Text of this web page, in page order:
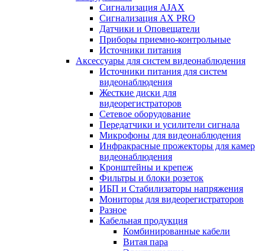
Сигнализация AJAX
Сигнализация AX PRO
Датчики и Оповещатели
Приборы приемно-контрольные
Источники питания
Аксессуары для систем видеонаблюдения
Источники питания для систем
видеонаблюдения
Жесткие диски для
видеорегистраторов
Сетевое оборудование
Передатчики и усилители сигнала
Микрофоны для видеонаблюдения
Инфракрасные прожекторы для камер
видеонаблюдения
Кронштейны и крепеж
Фильтры и блоки розеток
ИБП и Стабилизаторы напряжения
Мониторы для видеорегистраторов
Разное
Кабельная продукция
Комбинированные кабели
Витая пара